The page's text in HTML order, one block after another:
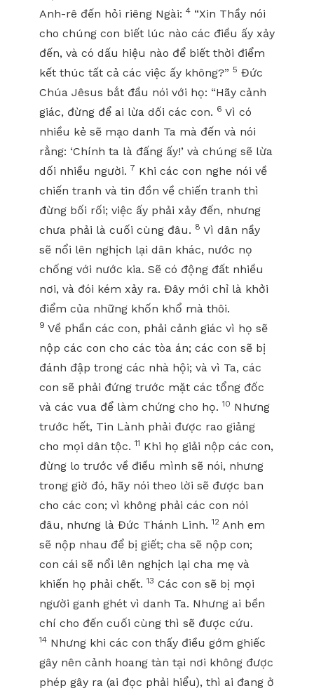
Anh-rê đến hỏi riêng Ngài: 4 “Xin Thầy nói
cho chúng con biết lúc nào các điều ấy xảy
đến, và có dấu hiệu nào để biết thời điểm
kết thúc tất cả các việc ấy không?” 5 Đức
Chúa Jêsus bắt đầu nói với họ: “Hãy cảnh
giác, đừng để ai lừa dối các con. 6 Vì có
nhiều kẻ sẽ mạo danh Ta mà đến và nói
rằng: ‘Chính ta là đấng ấy!’ và chúng sẽ lừa
dối nhiều người. 7 Khi các con nghe nói về
chiến tranh và tin đồn về chiến tranh thì
đừng bối rối; việc ấy phải xảy đến, nhưng
chưa phải là cuối cùng đâu. 8 Vì dân nầy
sẽ nổi lên nghịch lại dân khác, nước nọ
chống với nước kia. Sẽ có động đất nhiều
nơi, và đói kém xảy ra. Đây mới chỉ là khởi
điểm của những khốn khổ mà thôi.
9 Về phần các con, phải cảnh giác vì họ sẽ
nộp các con cho các tòa án; các con sẽ bị
đánh đập trong các nhà hội; và vì Ta, các
con sẽ phải đứng trước mặt các tổng đốc
và các vua để làm chứng cho họ.10 Nhưng
trước hết, Tin Lành phải được rao giảng
cho mọi dân tộc.11 Khi họ giải nộp các con,
đừng lo trước về điều mình sẽ nói, nhưng
trong giờ đó, hãy nói theo lời sẽ được ban
cho các con; vì không phải các con nói
đâu, nhưng là Đức Thánh Linh.12 Anh em
sẽ nộp nhau để bị giết; cha sẽ nộp con;
con cái sẽ nổi lên nghịch lại cha mẹ và
khiến họ phải chết.13 Các con sẽ bị mọi
người ganh ghét vì danh Ta. Nhưng ai bền
chí cho đến cuối cùng thì sẽ được cứu.
14 Nhưng khi các con thấy điều gớm ghiếc
gây nên cảnh hoang tàn tại nơi không được
phép gây ra (ai đọc phải hiểu), thì ai đang ở